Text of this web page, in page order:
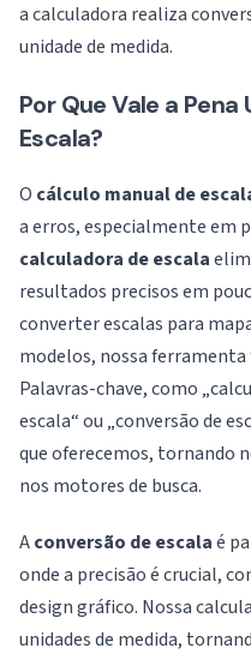
a calculadora realiza
unidade de medida.
Por Que Vale a
Escala?
O cálculo manual de
a erros, especialmente em
calculadora de escala
resultados precisos em
converter escalas para
modelos, nossa
Palavras-chave, como
escala“ ou „conversão de
que oferecemos, tornando
nos motores de busca.
Aconversão de escalaé
onde a precisão é crucial,
design gráfico. Nossa
unidades de medida,